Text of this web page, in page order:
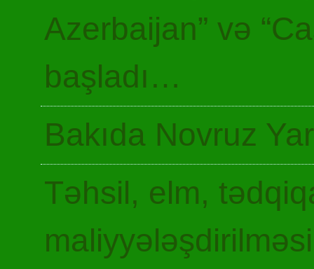
Azerbaijan” və
başladı…
Bakıda Novruz
Təhsil, elm,